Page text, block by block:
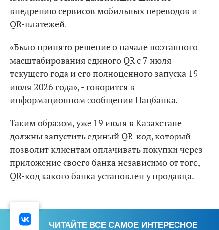
внедрению сервисов мобильных переводов и
QR-платежей.
«Было принято решение о начале поэтапного
масштабирования единого QR с 7 июля
текущего года и его полноценного запуска 19
июля 2026 года», - говорится в
информационном сообщении Нацбанка.
Таким образом, уже 19 июля в Казахстане
должны запустить единый QR-код, который
позволит клиентам оплачивать покупки через
приложение своего банка независимо от того,
QR-код какого банка установлен у продавца.
ЧИТАЙТЕ ВСЕ САМОЕ ИНТЕРЕСНОЕ